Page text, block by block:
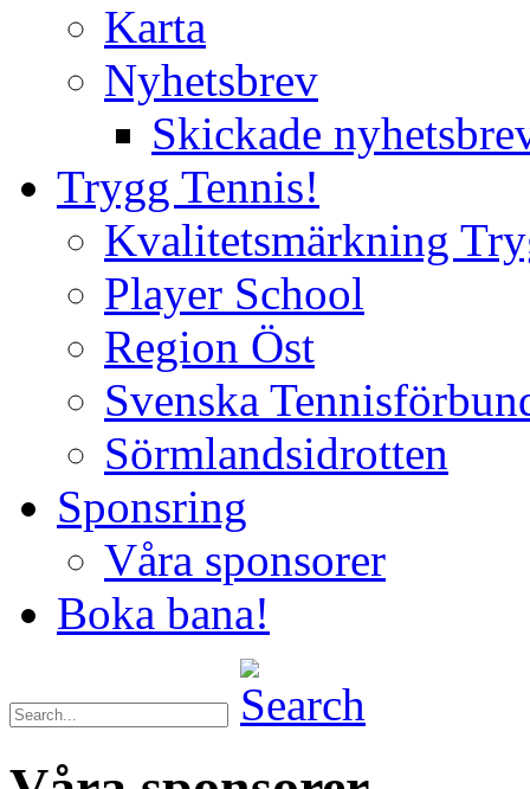
Karta
Nyhetsbrev
Skickade
Trygg Tennis!
Kvalitetsmärkning
Player School
Region Öst
Svenska
Sörmlandsidrotten
Sponsring
Våra sponsorer
Boka bana!